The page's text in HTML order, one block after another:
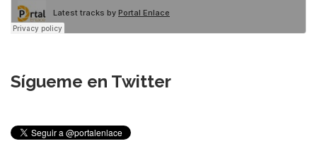
Sígueme en Twitter